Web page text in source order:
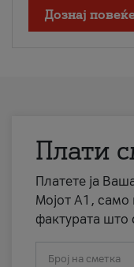
Дознај
Плати
Платете ја
Мојот А1, само
фактурата што
Број на сметка